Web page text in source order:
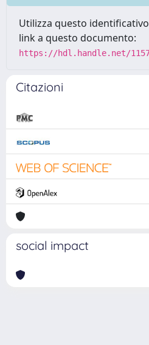
Utilizza questo
link a questo documento:
https://hdl.handle.net/
Citazioni
social impact